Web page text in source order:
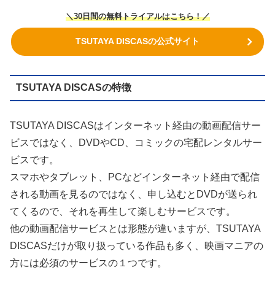
＼30日間の無料トライアルはこちら！／
TSUTAYA DISCASの公式サイト
TSUTAYA DISCASの特徴
TSUTAYA DISCASはインターネット経由の動画配信サー
ビスではなく、DVDやCD、コミックの宅配レンタルサー
ビスです。
スマホやタブレット、PCなどインターネット経由で配信
される動画を見るのではなく、申し込むとDVDが送られ
てくるので、それを再生して楽しむサービスです。
他の動画配信サービスとは形態が違いますが、TSUTAYA
DISCASだけが取り扱っている作品も多く、映画マニアの
方には必須のサービスの１つです。